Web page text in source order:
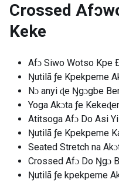
Crossed
Keke
Afɔ Siwo Wotso Kpe
Ŋutilã ƒe Kpekpeme
Nɔ anyi ɖe Ŋgɔgbe
Yoga Akɔta ƒe
Atitsoga Afɔ Do Asi
Ŋutilã ƒe Kpekpeme
Seated Stretch na
Crossed Afɔ Do Ŋgɔ
Ŋutilã ƒe kpekpeme